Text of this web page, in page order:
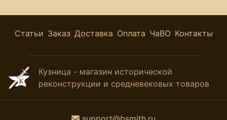
Статьи Заказ Доставка Оплата ЧаВО Контакты
Кузница - магазин исторической
реконструкции и средневековых товаров